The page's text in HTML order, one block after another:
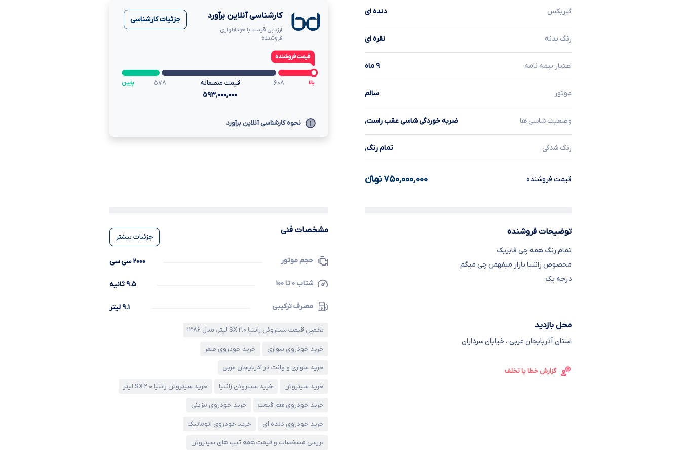
کارشناسی آنلاین برآورد
ارزیابی قیمت با خوداظهاری
فروشنده
جزئیات کارشناسی
پایین بالا ۵۷۸ قیمت منصفانه
۵۹۳,۰۰۰,۰۰۰
۶۰۸
نحوه کارشناسی آنلاین برآورد
گیربکس دنده ای
رنگ بدنه نقره ای
اعتبار بیمه نامه ۹ ماه
موتور سالم
وضعیت شاسی ها ضربه خوردگی شاسی عقب راست,
رنگ شدگی تمام رنگ,
قیمت فروشنده ۷۵۰,۰۰۰,۰۰۰تومانءءء
توضیحات فروشنده
درجه یک
محل بازدید
استان آذربایجان غربی ، خیابان سرداران
گزارش خطا یا تخلف
مشخصات فنی
جزئیات بیشتر
حجم موتور ۲۰۰۰ سی سی
شتاب ۰ تا ۱۰۰ ۹.۵ ثانیه
مصرف ترکیبی ۹.۱ لیتر
تخمین قیمت سیتروئن زانتیا SX ۲.۰ لیتر، مدل ۱۳۸۶
خرید خودروی سواری خرید خودروی صفر
خرید سواری و وانت در آذربایجان غربی
خرید سیتروئن خرید سیتروئن زانتیا خرید سیتروئن زانتیا SX ۲.۰ لیتر
خرید خودروی هم قیمت خرید خودروی بنزینی
خرید خودروی دنده ای خرید خودروی اتوماتیک
بررسی مشخصات و قیمت همه تیپ های سیتروئن